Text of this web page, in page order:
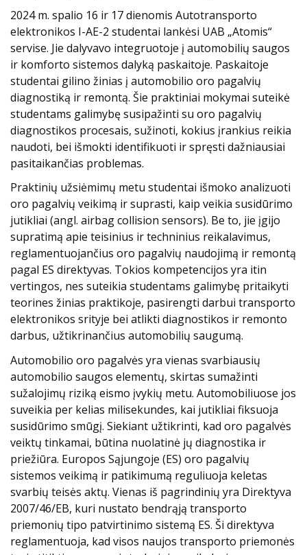
2024 m. spalio 16 ir 17 dienomis Autotransporto
elektronikos I-AE-2 studentai lankėsi UAB „Atomis“
servise. Jie dalyvavo integruotoje į automobilių saugos
ir komforto sistemos dalyką paskaitoje. Paskaitoje
studentai gilino žinias į automobilio oro pagalvių
diagnostiką ir remontą. Šie praktiniai mokymai suteikė
studentams galimybę susipažinti su oro pagalvių
diagnostikos procesais, sužinoti, kokius įrankius reikia
naudoti, bei išmokti identifikuoti ir spręsti dažniausiai
pasitaikančias problemas.
Praktinių užsiėmimų metu studentai išmoko analizuoti
oro pagalvių veikimą ir suprasti, kaip veikia susidūrimo
jutikliai (angl. airbag collision sensors). Be to, jie įgijo
supratimą apie teisinius ir techninius reikalavimus,
reglamentuojančius oro pagalvių naudojimą ir remontą
pagal ES direktyvas. Tokios kompetencijos yra itin
vertingos, nes suteikia studentams galimybę pritaikyti
teorines žinias praktikoje, pasirengti darbui transporto
elektronikos srityje bei atlikti diagnostikos ir remonto
darbus, užtikrinančius automobilių saugumą.
Automobilio oro pagalvės yra vienas svarbiausių
automobilio saugos elementų, skirtas sumažinti
sužalojimų riziką eismo įvykių metu. Automobiliuose jos
suveikia per kelias milisekundes, kai jutikliai fiksuoja
susidūrimo smūgį. Siekiant užtikrinti, kad oro pagalvės
veiktų tinkamai, būtina nuolatinė jų diagnostika ir
priežiūra. Europos Sąjungoje (ES) oro pagalvių
sistemos veikimą ir patikimumą reguliuoja keletas
svarbių teisės aktų. Vienas iš pagrindinių yra Direktyva
2007/46/EB, kuri nustato bendrąją transporto
priemonių tipo patvirtinimo sistemą ES. Ši direktyva
reglamentuoja, kad visos naujos transporto priemonės